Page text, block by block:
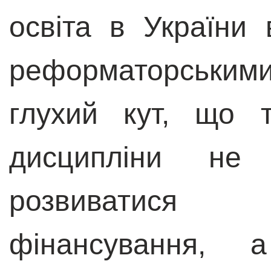
освіта в
глухий кут, що
дисципліни
фінансування,